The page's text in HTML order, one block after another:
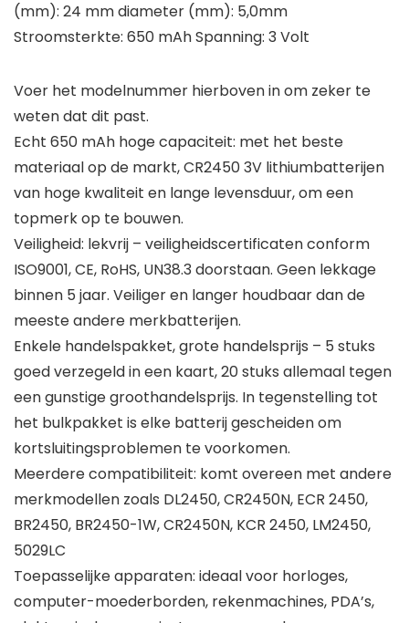
(mm): 24 mm diameter (mm): 5,0mm
Stroomsterkte: 650 mAh Spanning: 3 Volt
Voer het modelnummer hierboven in om zeker te
weten dat dit past.
Echt 650 mAh hoge capaciteit: met het beste
materiaal op de markt, CR2450 3V lithiumbatterijen
van hoge kwaliteit en lange levensduur, om een
topmerk op te bouwen.
Veiligheid: lekvrij – veiligheidscertificaten conform
ISO9001, CE, RoHS, UN38.3 doorstaan. Geen lekkage
binnen 5 jaar. Veiliger en langer houdbaar dan de
meeste andere merkbatterijen.
Enkele handelspakket, grote handelsprijs – 5 stuks
goed verzegeld in een kaart, 20 stuks allemaal tegen
een gunstige groothandelsprijs. In tegenstelling tot
het bulkpakket is elke batterij gescheiden om
kortsluitingsproblemen te voorkomen.
Meerdere compatibiliteit: komt overeen met andere
merkmodellen zoals DL2450, CR2450N, ECR 2450,
BR2450, BR2450-1W, CR2450N, KCR 2450, LM2450,
5029LC
Toepasselijke apparaten: ideaal voor horloges,
computer-moederborden, rekenmachines, PDA’s,